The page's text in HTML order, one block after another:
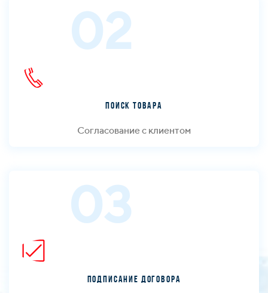
02
Поиск товара
Согласование с клиентом
03
Подписание договора